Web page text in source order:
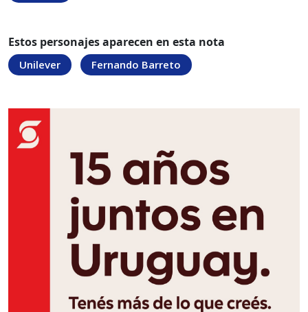
Estos personajes aparecen en esta nota
Unilever Fernando Barreto